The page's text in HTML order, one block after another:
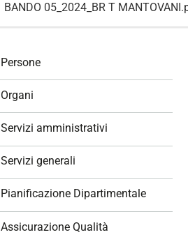
BANDO 05_2024_BR T
Persone
Organi
Servizi amministrativi
Servizi generali
Pianificazione Dipartimentale
Assicurazione Qualità